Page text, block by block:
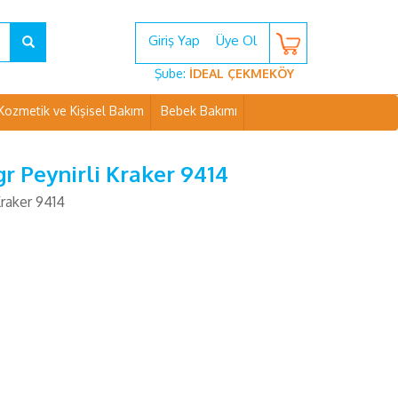
Giriş Yap Üye Ol
Şube: İDEAL ÇEKMEKÖY
ve Kişisel Bakım Bebek Bakımı
Peynirli Kraker 9414
9414